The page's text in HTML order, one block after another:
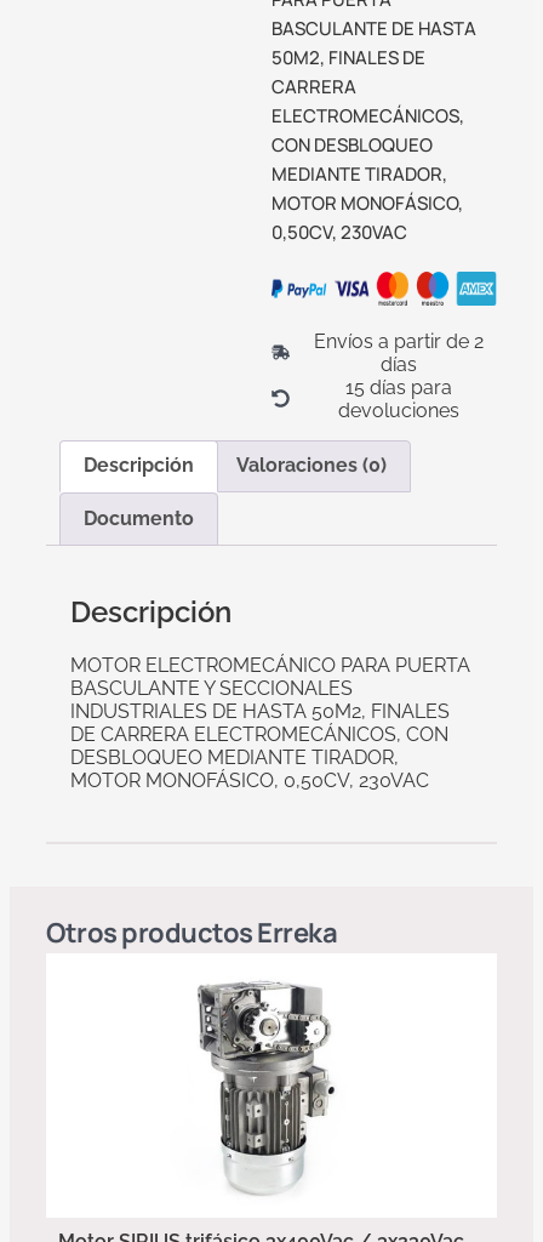
BASCULANTE DE HASTA
50M2, FINALES DE
CARRERA
ELECTROMECÁNICOS,
CON DESBLOQUEO
MEDIANTE TIRADOR,
MOTOR MONOFÁSICO,
0,50CV, 230VAC
Envíos a partir de 2
días
15 días para
devoluciones
Descripción Valoraciones (0)
Documento
Descripción
MOTOR ELECTROMECÁNICO PARA PUERTA
BASCULANTE Y SECCIONALES
INDUSTRIALES DE HASTA 50M2, FINALES
DE CARRERA ELECTROMECÁNICOS, CON
DESBLOQUEO MEDIANTE TIRADOR,
MOTOR MONOFÁSICO, 0,50CV, 230VAC
Otros productosErreka